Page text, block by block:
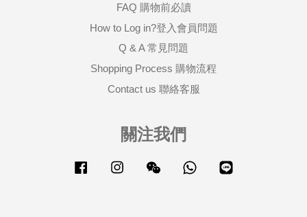
FAQ 購物前必讀
How to Log in?登入會員問題
Q & A 常見問題
Shopping Process 購物流程
Contact us 聯絡客服
關注我們
Facebook Instagram Wechat Whatsapp